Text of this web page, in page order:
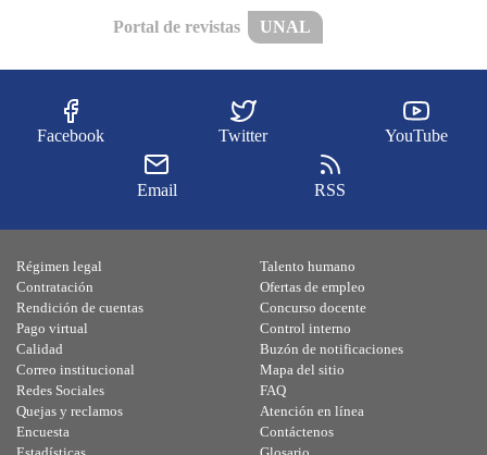
Portal de revistas UNAL
Facebook Twitter YouTube
Email RSS
Régimen legal
Contratación
Rendición de cuentas
Pago virtual
Calidad
Talento humano
Ofertas de empleo
Concurso docente
Control interno
Buzón de notificaciones
Correo institucional
Redes Sociales
Quejas y reclamos
Encuesta
Mapa del sitio
FAQ
Atención en línea
Contáctenos